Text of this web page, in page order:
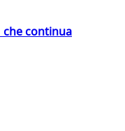
continua